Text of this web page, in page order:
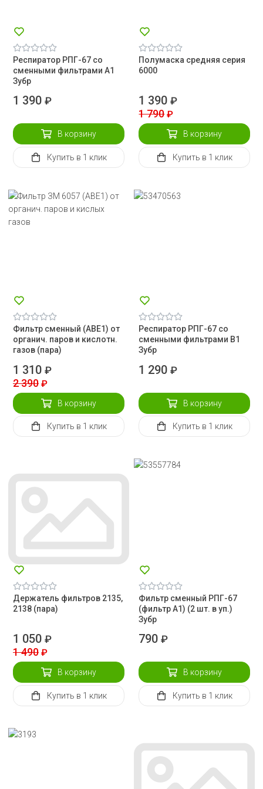
Респиратор РПГ-67 со
сменными фильтрами А1
Зубр
1 390 ₽
В корзину
Купить в 1 клик
Полумаска средняя серия
6000
1 390₽
1 790 ₽
В корзину
Купить в 1 клик
Фильтр сменный (АВЕ1) от
органич. паров и кислотн.
газов (пара)
1 310 ₽
2 390 ₽
В корзину
Купить в 1 клик
Респиратор РПГ-67 со
сменными фильтрами В1
Зубр
1 290₽
В корзину
Купить в 1 клик
Держатель фильтров 2135,
2138 (пара)
1 050 ₽
1 490 ₽
В корзину
Купить в 1 клик
Фильтр сменный РПГ-67
(фильтр А1) (2 шт. в уп.)
Зубр
790₽
В корзину
Купить в 1 клик